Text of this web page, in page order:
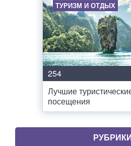
ТУРИЗМ И ОТДЫХ
254
Лучшие
посещения